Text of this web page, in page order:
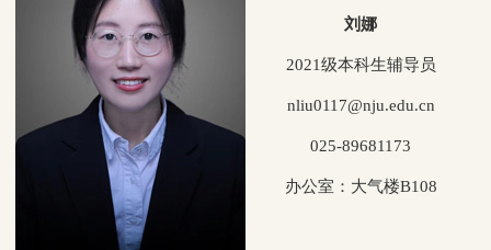
刘娜
2021级本科生辅导员
nliu0117@nju.edu.cn
025-89681173
办公室：大气楼B108